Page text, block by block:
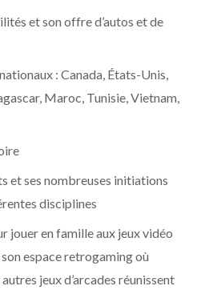
et son offre d’autos et de
: Canada, États-Unis,
Maroc, Tunisie, Vietnam,
et ses nombreuses initiations
disciplines
jouer en famille aux jeux vidéo
espace retrogaming où
jeux d’arcades réunissent